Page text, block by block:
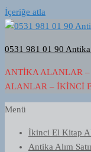
İçeriğe atla
0531 981 01 90
ANTIKA ALANLAR
ALANLAR – İKINCI
Menü
İkinci El Kitap
Antika Alım